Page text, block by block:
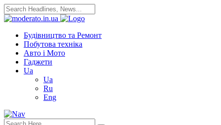
Будівництво та Ремонт
Побутова техніка
Авто і Мото
Гаджети
Ua
Ua
Ru
Eng